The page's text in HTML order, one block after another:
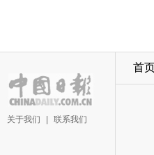
关于我们 联系我们
首